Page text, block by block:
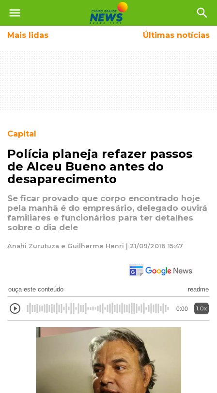
menu search
Mais lidas Últimas notícias
Capital
Polícia planeja refazer passos
de Alceu Bueno antes do
desaparecimento
Se ficar provado que corpo encontrado hoje
pela manhã é do empresário, delegado ouvirá
familiares e funcionários para ter detalhes
sobre o dia dele
Anahi Zurutuza e Guilherme Henri | 21/09/2016 15:47
ouça este conteúdo readme
0:00 1.0x